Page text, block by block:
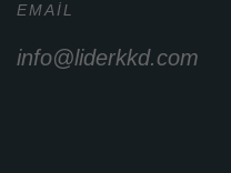
EMAIL
info@liderkkd.com